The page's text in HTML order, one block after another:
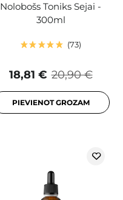
Nolobošs Toniks Sejai -
300ml
73
20,90 €
18,81 €
PIEVIENOT GROZAM